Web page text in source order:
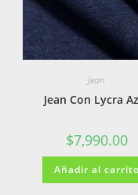
Jean
Jean Con Lycra
$7,990.00
Añadir al carrito